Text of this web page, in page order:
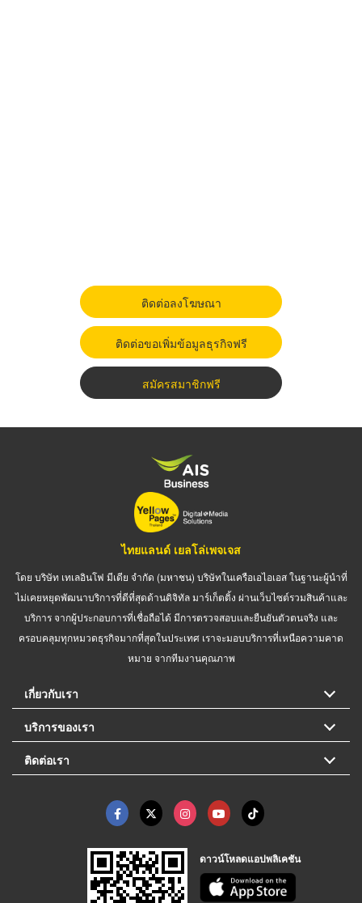
ติดต่อลงโฆษณา
ติดต่อขอเพิ่มข้อมูลธุรกิจฟรี
สมัครสมาชิกฟรี
ไทยแลนด์ เยลโล่เพจเจส
โดย บริษัท เทเลอินโฟ มีเดีย จำกัด (มหาชน) บริษัทในเครือเอไอเอส ในฐานะผู้นำที่
ไม่เคยหยุดพัฒนาบริการที่ดีที่สุดด้านดิจิทัล มาร์เก็ตติ้ง ผ่านเว็บไซต์รวมสินค้าและ
บริการ จากผู้ประกอบการที่เชื่อถือได้ มีการตรวจสอบและยืนยันตัวตนจริง และ
ครอบคลุมทุกหมวดธุรกิจมากที่สุดในประเทศ เราจะมอบบริการที่เหนือความคาด
หมาย จากทีมงานคุณภาพ
เกี่ยวกับเรา
บริการของเรา
ติดต่อเรา
ดาวน์โหลดแอปพลิเคชัน